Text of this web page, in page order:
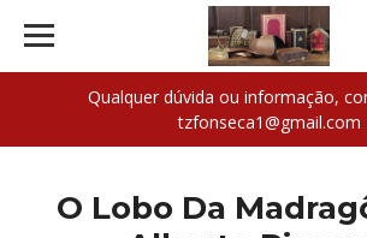
Qualquer dúvida ou informação,
tzfonseca1@gmail.com
O Lobo Da